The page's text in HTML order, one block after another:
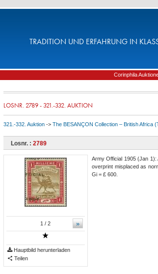
TRADITION UND ERFAHRUNG IN
Corinphila
LOSNR. 2789 - 321.-332. AUKTION
321.-332. Auktion -> The BESANÇON Collection – British Africa
Losnr. : 2789
»
1 / 2
Hauptbild herunterladen
Teilen
Army Official 1905 (Jan
overprint misplaced as
Gi = £ 600.